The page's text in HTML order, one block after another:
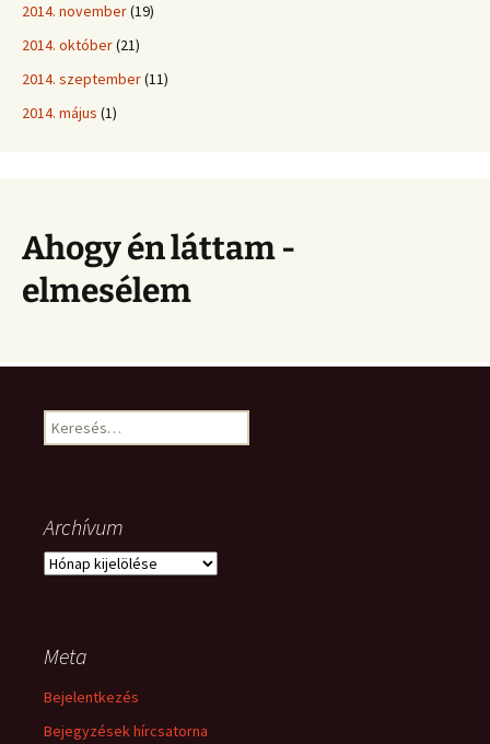
2014. november(19)
2014. október(21)
2014. szeptember(11)
2014. május (1)
Ahogy én láttam -
elmesélem
Keresés:
Archívum
Archívum
Meta
Bejelentkezés
Bejegyzések hírcsatorna